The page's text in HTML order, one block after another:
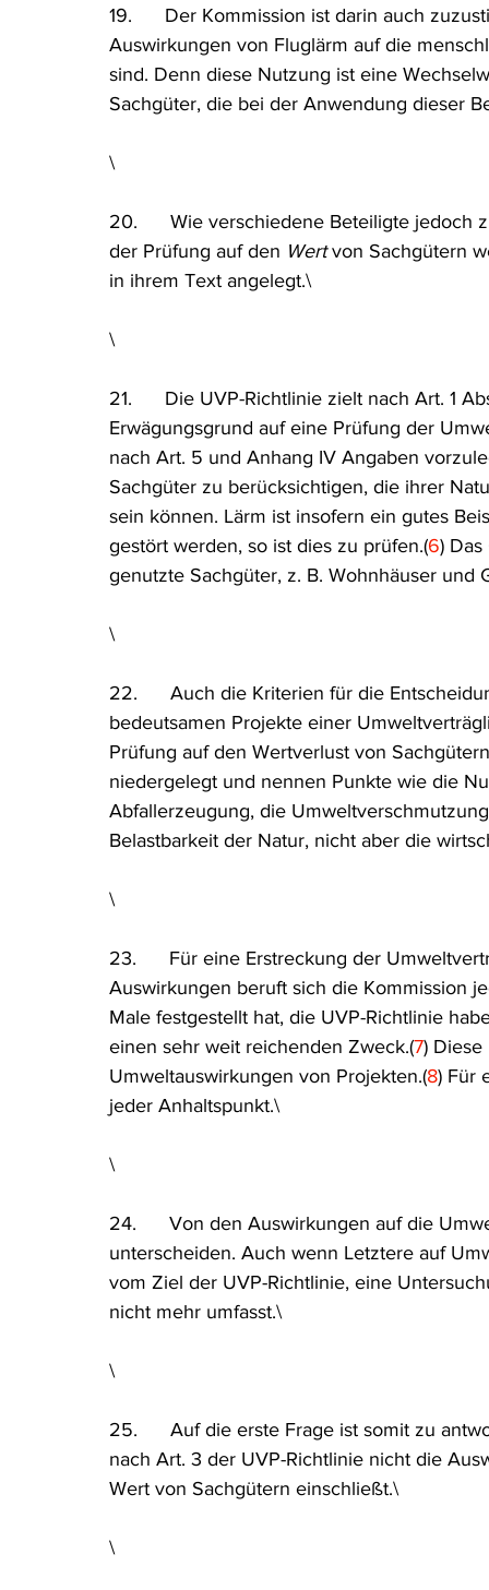
19.      Der Kommission ist darin auch
Auswirkungen von Fluglärm auf die
sind. Denn diese Nutzung ist eine
Sachgüter, die bei der Anwendung dieser
\
20.      Wie verschiedene Beteiligte
der Prüfung auf den Wert von Sachgütern
in ihrem Text angelegt.\
\
21.      Die UVP-Richtlinie zielt nach Art.
Erwägungsgrund auf eine Prüfung der
nach Art. 5 und Anhang IV Angaben
Sachgüter zu berücksichtigen, die ihrer
sein können. Lärm ist insofern ein gutes
gestört werden, so ist dies zu prüfen.(6)
genutzte Sachgüter, z. B. Wohnhäuser und
\
22.      Auch die Kriterien für die
bedeutsamen Projekte einer
Prüfung auf den Wertverlust von
niedergelegt und nennen Punkte wie die
Abfallerzeugung, die
Belastbarkeit der Natur, nicht aber die
\
23.      Für eine Erstreckung der
Auswirkungen beruft sich die Kommission
Male festgestellt hat, die UVP-Richtlinie
einen sehr weit reichenden Zweck.(7)
Umweltauswirkungen von Projekten.(8) Für
jeder Anhaltspunkt.\
\
24.      Von den Auswirkungen auf die
unterscheiden. Auch wenn Letztere auf
vom Ziel der UVP-Richtlinie, eine
nicht mehr umfasst.\
\
25.      Auf die erste Frage ist somit zu
nach Art. 3 der UVP-Richtlinie nicht die
Wert von Sachgütern einschließt.\
\